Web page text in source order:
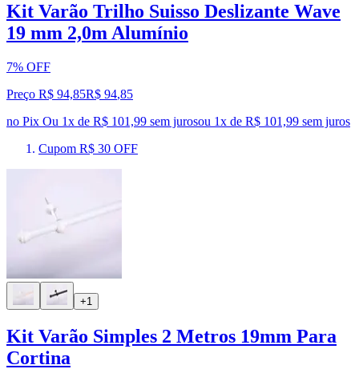
Kit Varão Trilho Suisso Deslizante Wave
19 mm 2,0m Alumínio
7% OFF
Preço R$ 94,85R$ 94,85
no Pix Ou 1x de R$ 101,99 sem jurosou 1x de R$ 101,99 sem juros
Cupom R$ 30 OFF
+1
Kit Varão Simples 2 Metros 19mm Para
Cortina